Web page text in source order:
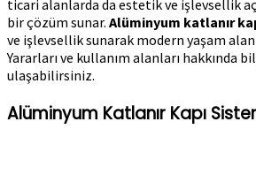
ticari alanlarda da estetik ve işlevsellik
bir çözüm sunar. Alüminyum katlanır
ve işlevsellik sunarak modern yaşam
Yararları ve kullanım alanları hakkında
ulaşabilirsiniz.
Alüminyum Katlanır Kapı